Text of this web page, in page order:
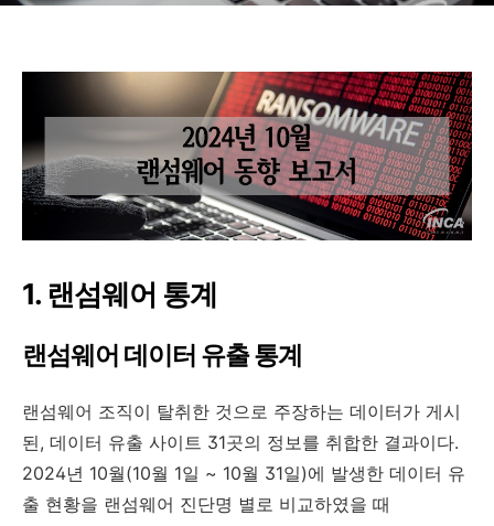
1. 랜섬웨어 통계
랜섬웨어 데이터 유출 통계
랜섬웨어 조직이 탈취한 것으로 주장하는 데이터가 게시
된, 데이터 유출 사이트 31곳의 정보를 취합한 결과이다.
2024년 10월(10월 1일 ~ 10월 31일)에 발생한 데이터 유
출 현황을 랜섬웨어 진단명 별로 비교하였을 때